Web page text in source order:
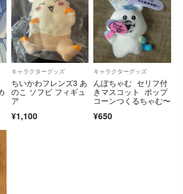
キャラクターグッズ
ちいかわフレンズ3 あ
のこ ソフビ フィギュ
ア
¥1,100
キャラクターグッズ
んぽちゃむ セリフ付
きマスコット ポップ
コーンつくるちゃむ〜
¥650